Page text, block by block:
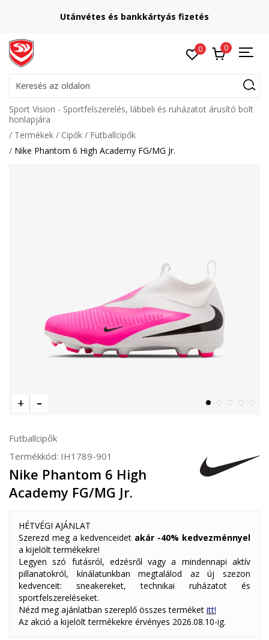
Lépj velünk kapcsolatba
online@sport-vision.hu
0 0
Keresés az oldalon
Sport Vision - Sportfelszerelés, lábbeli és ruházatot árusító bolt
honlapjára
Termékek
Cipők
Futballcipők
Nike Phantom 6 High Academy FG/MG Jr.
Futballcipők
Termékkód: IH1789-901
Nike Phantom 6 High
Academy FG/MG Jr.
HÉTVÉGI AJÁNLAT
Szerezd meg a kedvenceidet akár -40% kedvezménnyel
a kijelölt termékekre!
Legyen szó futásról, edzésről vagy a mindennapi aktív
pillanatokról, kínálatunkban megtalálod az új szezon
kedvenceit: sneakereket, technikai ruházatot és
sportfelszereléseket.
Nézd meg ajánlatban szereplő összes terméket itt!
Az akció a kijelölt termékekre érvényes 2026.08.10-ig.